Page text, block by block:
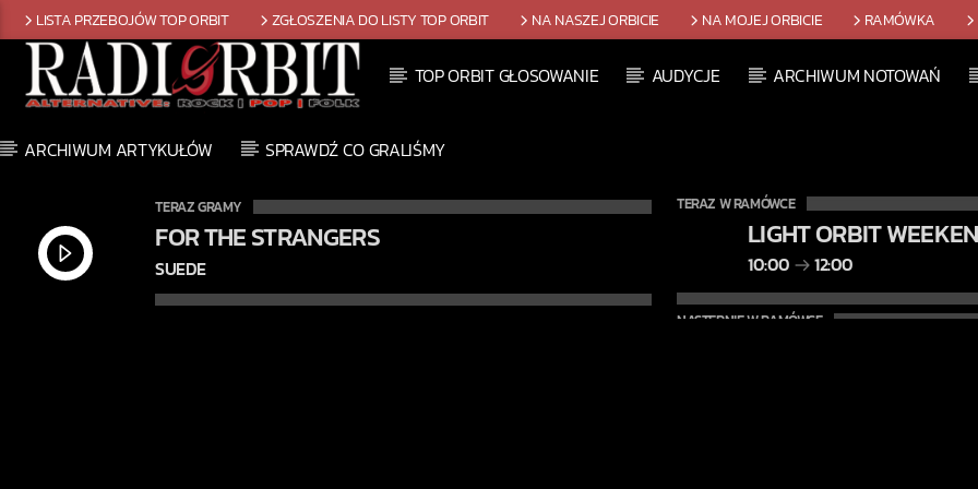
LISTA PRZEBOJÓW TOP ORBIT ZGŁOSZENIA DO LISTY TOP ORBIT NA NASZEJ ORBICIE NA MOJEJ ORBICIE RAMÓWKA
TOP ORBIT GŁOSOWANIE AUDYCJE ARCHIWUM NOTOWAŃ
ARCHIWUM ARTYKUŁÓW SPRAWDŹ CO GRALIŚMY
TERAZ GRAMY
FOR THE STRANGERS
SUEDE
TERAZ W RAMÓWCE
LIGHT ORBIT
10:00 12:00
NASTĘPNIE W RAMÓWCE